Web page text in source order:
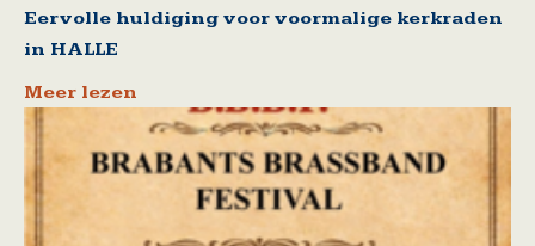
Eervolle huldiging voor voormalige kerkraden
in HALLE
Meer lezen